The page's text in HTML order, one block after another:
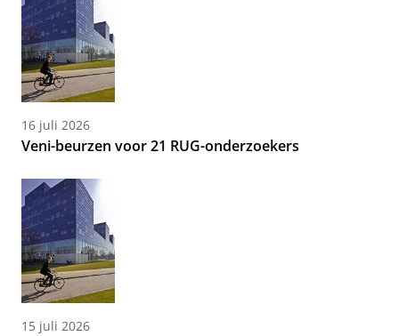
16 juli 2026
Veni-beurzen voor 21 RUG-onderzoekers
15 juli 2026